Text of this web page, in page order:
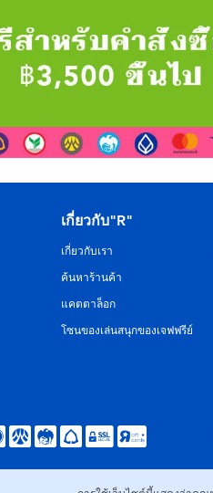
เกี่ยวกับ"R"
เกี่ยวกับเรา
ค้นหาร้านค้า
แคตตาล็อก
โซนของเล่นสนุกของเจฟฟรีย์